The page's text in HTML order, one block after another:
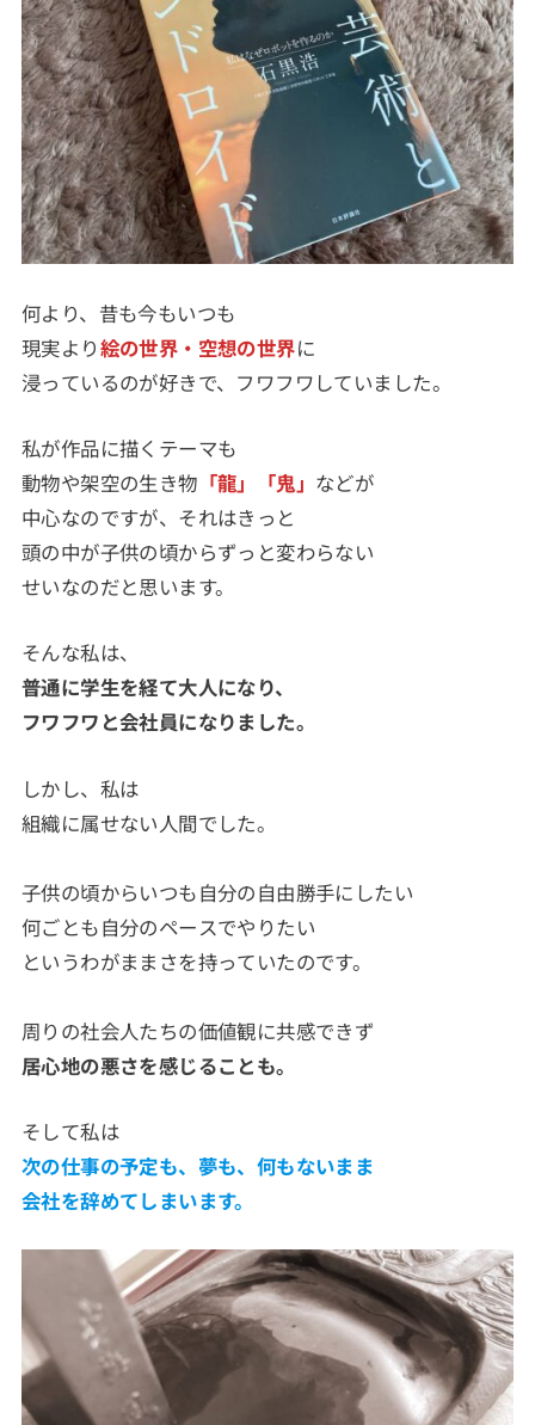
何より、昔も今もいつも
現実より絵の世界・空想の世界に
浸っているのが好きで、フワフワしていました。
私が作品に描くテーマも
動物や架空の生き物 「龍」「鬼」 などが
中心なのですが、それはきっと
頭の中が子供の頃からずっと変わらない
せいなのだと思います。
そんな私は、
普通に学生を経て大人になり、
フワフワと会社員になりました。
しかし、私は
組織に属せない人間でした。
子供の頃からいつも自分の自由勝手にしたい
何ごとも自分のペースでやりたい
というわがままさを持っていたのです。
周りの社会人たちの価値観に共感できず
居心地の悪さを感じることも。
そして私は
次の仕事の予定も、夢も、何もないまま
会社を辞めてしまいます。